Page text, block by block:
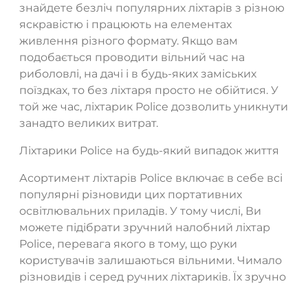
знайдете безліч популярних ліхтарів з різною
яскравістю і працюють на елементах
живлення різного формату. Якщо вам
подобається проводити вільний час на
риболовлі, на дачі і в будь-яких заміських
поїздках, то без ліхтаря просто не обійтися. У
той же час, ліхтарик Police дозволить уникнути
занадто великих витрат.
Ліхтарики Police на будь-який випадок життя
Асортимент ліхтарів Police включає в себе всі
популярні різновиди цих портативних
освітлювальних приладів. У тому числі, Ви
можете підібрати зручний налобний ліхтар
Police, перевага якого в тому, що руки
користувачів залишаються вільними. Чимало
різновидів і серед ручних ліхтариків. Їх зручно